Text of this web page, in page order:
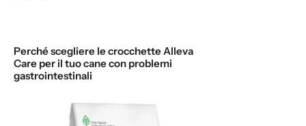
Perché scegliere le crocchette Alleva
Care per il tuo cane con problemi
gastrointestinali